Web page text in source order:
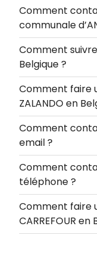
Comment
communale
Comment
Belgique ?
Comment faire
ZALANDO en
Comment
email ?
Comment
téléphone ?
Comment faire
CARREFOUR en